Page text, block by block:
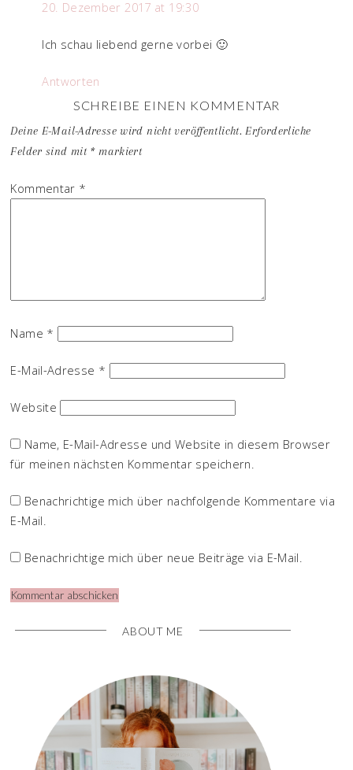
20. Dezember 2017 at 19:30
Ich schau liebend gerne vorbei 🙂
Antworten
SCHREIBE EINEN KOMMENTAR
Deine E-Mail-Adresse wird nicht veröffentlicht. Erforderliche
Felder sind mit *markiert
Kommentar *
Name *
E-Mail-Adresse *
Website
Name, E-Mail-Adresse und Website in diesem Browser
für meinen nächsten Kommentar speichern.
Benachrichtige mich über nachfolgende Kommentare via
E-Mail.
Benachrichtige mich über neue Beiträge via E-Mail.
ABOUT ME